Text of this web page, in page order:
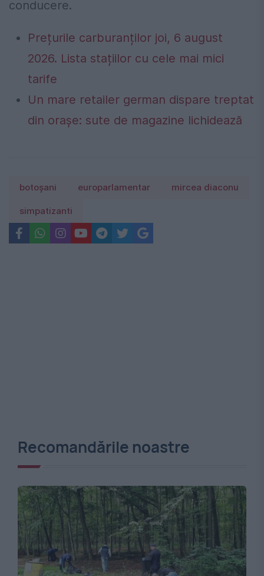
conducere.
Prețurile carburanților joi, 6 august
2026. Lista stațiilor cu cele mai mici
tarife
Un mare retailer german dispare treptat
din orașe: sute de magazine lichidează
botoșani europarlamentar mircea diaconu
simpatizanti
Recomandările noastre